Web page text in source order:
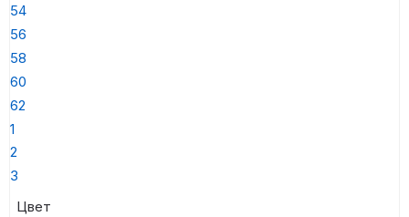
54
56
58
60
62
1
2
3
Цвет